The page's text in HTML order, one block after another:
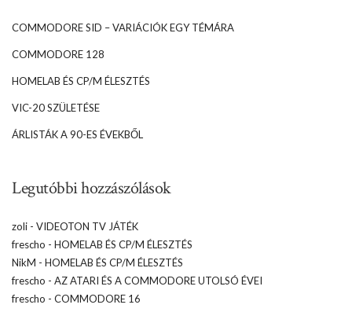
COMMODORE SID – VARIÁCIÓK EGY TÉMÁRA
COMMODORE 128
HOMELAB ÉS CP/M ÉLESZTÉS
VIC-20 SZÜLETÉSE
ÁRLISTÁK A 90-ES ÉVEKBŐL
Legutóbbi hozzászólások
zoli - VIDEOTON TV JÁTÉK
frescho - HOMELAB ÉS CP/M ÉLESZTÉS
NikM - HOMELAB ÉS CP/M ÉLESZTÉS
frescho - AZ ATARI ÉS A COMMODORE UTOLSÓ ÉVEI
frescho - COMMODORE 16